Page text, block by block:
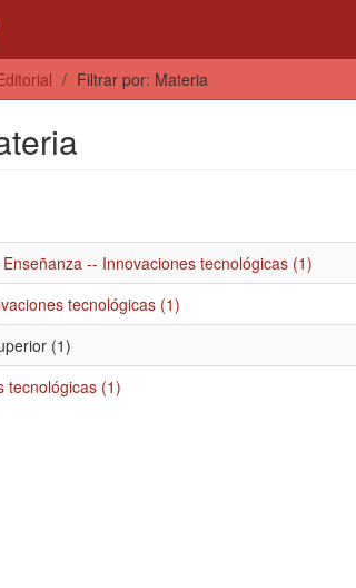
Filtrar por: Materia
-- Innovaciones tecnológicas (1)
tecnológicas (1)
(1)
tecnológicas (1)